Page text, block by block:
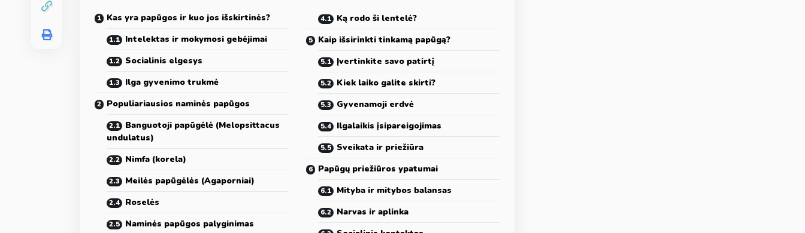
Kas yra papūgos ir kuo jos išskirtinės?
Intelektas ir mokymosi gebėjimai
Socialinis elgesys
Ilga gyvenimo trukmė
Populiariausios naminės papūgos
Banguotoji papūgėlė (Melopsittacus
undulatus)
Nimfa (korela)
Meilės papūgėlės (Agaporniai)
Roselės
Naminės papūgos palyginimas
Ką rodo ši lentelė?
Kaip išsirinkti tinkamą papūgą?
Įvertinkite savo patirtį
Kiek laiko galite skirti?
Gyvenamoji erdvė
Ilgalaikis įsipareigojimas
Sveikata ir priežiūra
Papūgų priežiūros ypatumai
Mityba ir mitybos balansas
Narvas ir aplinka